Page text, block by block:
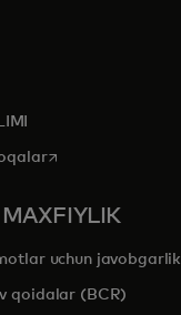
new tab
opens in a new tab
uchun javobgarlik
qoidalar (BCR)